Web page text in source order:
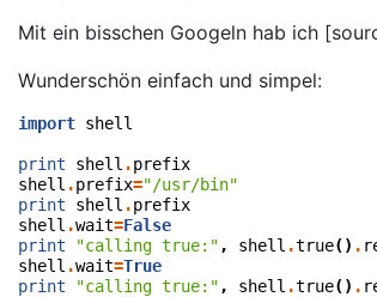
Mit ein bisschen Googeln hab ich
Wunderschön einfach und simpel:
import shell
print shell .prefix
shell .prefix="/usr/bin"
print
shell .prefix
shell .wait=False
print
"calling true:" , shell .true() .
shell .wait=True
print
"calling true:" , shell .true() .